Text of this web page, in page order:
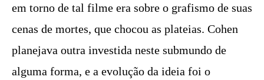
em torno de tal filme era sobre o grafismo de suas
cenas de mortes, que chocou as plateias. Cohen
planejava outra investida neste submundo de
alguma forma, e a evolução da ideia foi o